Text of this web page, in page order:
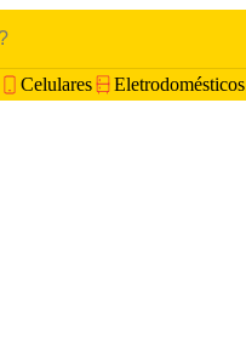
Celulares Eletrodomésticos